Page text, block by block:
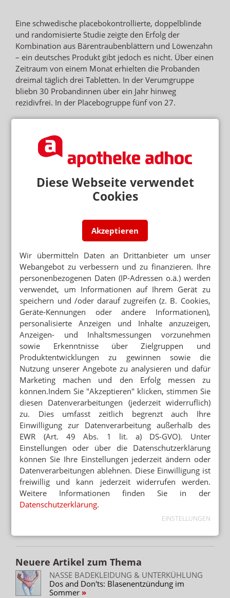
Diese Webseite verwendet
Cookies
Akzeptieren
Wir übermitteln Daten an Drittanbieter um unser
Webangebot zu verbessern und zu finanzieren. Ihre
personenbezogenen Daten (IP-Adressen o.ä.) werden
verwendet, um Informationen auf Ihrem Gerät zu
speichern und /oder darauf zugreifen (z. B. Cookies,
Geräte-Kennungen oder andere Informationen),
personalisierte Anzeigen und Inhalte anzuzeigen,
Anzeigen- und Inhaltsmessungen vorzunehmen
sowie Erkenntnisse über Zielgruppen und
Produktentwicklungen zu gewinnen sowie die
Nutzung unserer Angebote zu analysieren und dafür
Marketing machen und den Erfolg messen zu
können.Indem Sie "Akzeptieren" klicken, stimmen Sie
diesen Datenverarbeitungen (jederzeit widerruflich)
zu. Dies umfasst zeitlich begrenzt auch Ihre
Einwilligung zur Datenverarbeitung außerhalb des
EWR (Art. 49 Abs. 1 lit. a) DS-GVO). Unter
Einstellungen oder über die Datenschutzerklärung
können Sie Ihre Einstellungen jederzeit ändern oder
Datenverarbeitungen ablehnen. Diese Einwilligung ist
freiwillig und kann jederzeit widerrufen werden.
Weitere Informationen finden Sie in der
Datenschutzerklärung.
EINSTELLUNGEN
Eine schwedische placebokontrollierte, doppelblinde
und randomisierte Studie zeigte den Erfolg der
Kombination aus Bärentraubenblättern und Löwenzahn
– ein deutsches Produkt gibt jedoch es nicht. Über einen
Zeitraum von einem Monat erhielten die Probanden
dreimal täglich drei Tabletten. In der Verumgruppe
bliebn 30 Probandinnen über ein Jahr hinweg
rezidivfrei. In der Placebogruppe fünf von 27.
Das Wichtigste des Tages direkt in
Ihr Postfach. Kostenlos!
Hinweis zum Newsletter & Datenschutz
Lesen Sie auch
REPETITORIUM BLASENENTZÜNDUNG
Kein Fosfomycin mit MCP
BLASENENTZÜNDUNG
StroVac: Impfung gegen Harnwegsinfekte
GROSSBRITANNIEN
Trimethoprim ohne Rezept
NEUSEELAND
Trimethoprim: Apotheker mit OTC-Switch
BLASENENTZÜNDUNG
Öko-Test: Ungenügend für Cystinol & Co.
REPETITORIUM BLASENENTZÜNDUNG
Infektionsfalle Schmerzmittel
GROSSBRITANNIEN
OTC-Antibiotikum gegen Blasenentzündung
Neuere Artikel zum Thema
NASSE BADEKLEIDUNG & UNTERKÜHLUNG
Dos and Don'ts: Blasenentzündung im
Sommer